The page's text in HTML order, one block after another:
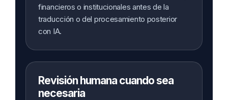
financieros o institucionales antes de la
traducción o del procesamiento posterior
con IA.
Revisión humana cuando sea
necesaria